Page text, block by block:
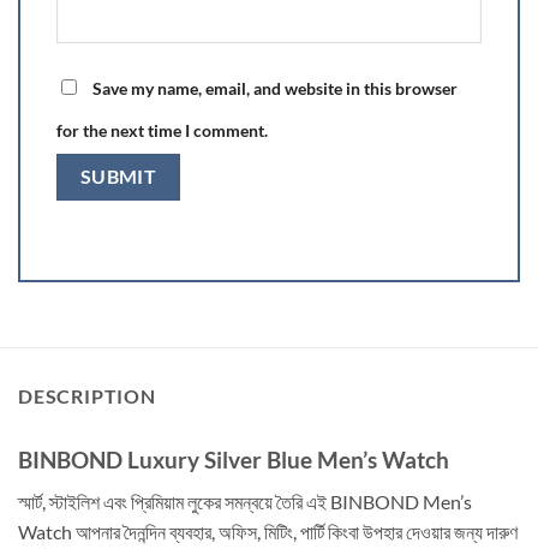
Save my name, email, and website in this browser
for the next time I comment.
DESCRIPTION
BINBOND Luxury Silver Blue Men’s Watch
স্মার্ট, স্টাইলিশ এবং প্রিমিয়াম লুকের সমন্বয়ে তৈরি এই BINBOND Men’s
Watch আপনার দৈনন্দিন ব্যবহার, অফিস, মিটিং, পার্টি কিংবা উপহার দেওয়ার জন্য দারুণ